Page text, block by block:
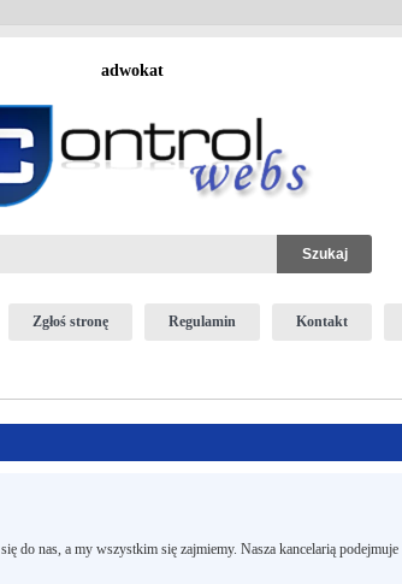
adwokat
Zgłoś stronę Regulamin Kontakt
do nas, a my wszystkim się zajmiemy. Nasza kancelarią podejmuje